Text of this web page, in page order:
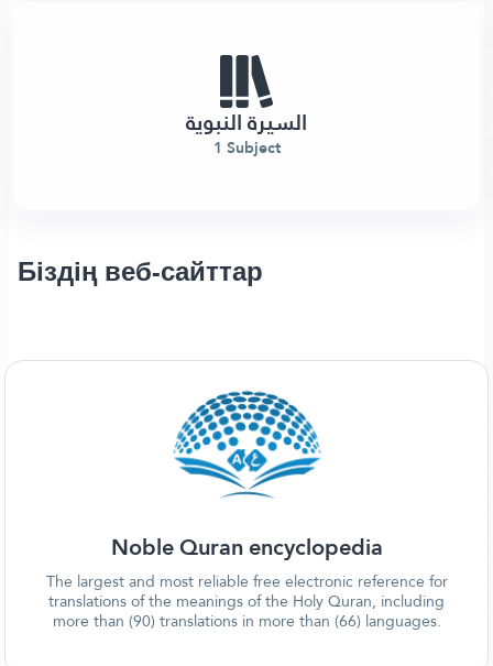
السيرة النبوية
1 Subject
Біздің веб-сайттар
Noble Quran encyclopedia
The largest and most reliable free electronic reference for
translations of the meanings of the Holy Quran, including
more than (90) translations in more than (66) languages.